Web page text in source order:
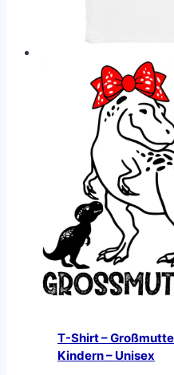
T-Shirt –
Kindern – Unisex